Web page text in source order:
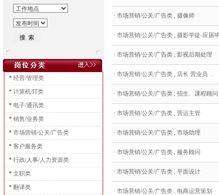
* 经营/管理类
* 计算机/IT类
* 电子/通讯类
* 销售/业务类
* 市场营销/公关/广告类
* 客户服务类
* 行政/人事/人力资源类
* 文职类
* 翻译类
· 市场营销/公关/广告类 , 摄像师
· 市场营销/公关/广告类 , 摄影学徒-应届
· 市场营销/公关/广告类 , 影视后期处理
· 市场营销/公关/广告类 , 店长 营业员 ...
· 市场营销/公关/广告类 , 招生、课程顾问
· 市场营销/公关/广告类 , 营运主管
· 市场营销/公关/广告类 , 市场助理
· 市场营销/公关/广告类 , 服务顾问
· 市场营销/公关/广告类 , 平面设计
· 市场营销/公关/广告类 , 电商运营策划